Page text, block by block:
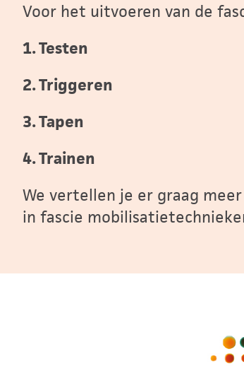
Voor het uitvoeren van de
1. Testen
2. Triggeren
3. Tapen
4. Trainen
We vertellen je er graag
in fascie